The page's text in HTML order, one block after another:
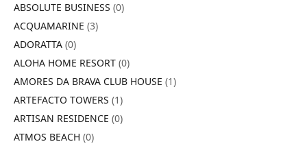
ABSOLUTE BUSINESS (0)
ACQUAMARINE (3)
ADORATTA (0)
ALOHA HOME RESORT (0)
AMORES DA BRAVA CLUB HOUSE (1)
ARTEFACTO TOWERS (1)
ARTISAN RESIDENCE (0)
ATMOS BEACH (0)